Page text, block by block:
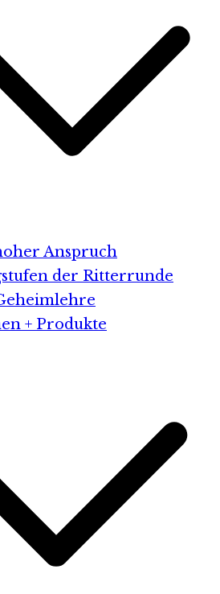
Anspruch
der Ritterrunde
+ Produkte